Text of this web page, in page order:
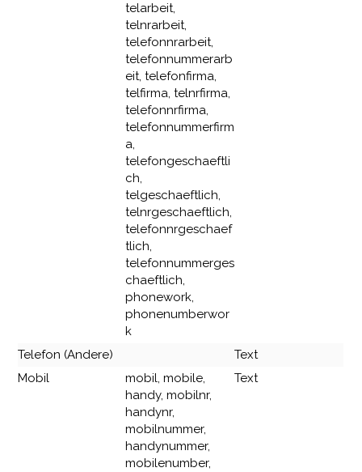
telarbeit,
telnrarbeit,
telefonnrarbeit,
telefonnummerarb
eit, telefonfirma,
telfirma, telnrfirma,
telefonnrfirma,
telefonnummerfirm
a,
telefongeschaeftli
ch,
telgeschaeftlich,
telnrgeschaeftlich,
telefonnrgeschaef
tlich,
telefonnummerges
chaeftlich,
phonework,
phonenumberwor
k
Telefon (Andere)
Text
Mobil
mobil, mobile,
handy, mobilnr,
handynr,
mobilnummer,
handynummer,
mobilenumber,
Text